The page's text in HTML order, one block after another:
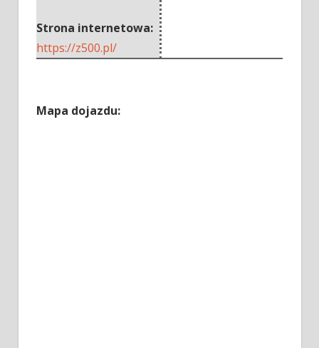
Strona internetowa:
https://z500.pl/
Mapa dojazdu: